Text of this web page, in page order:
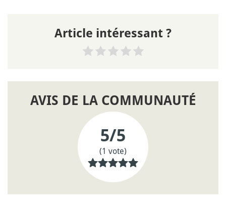
Article intéressant ?
AVIS DE LA COMMUNAUTÉ
5/5
(1 vote)